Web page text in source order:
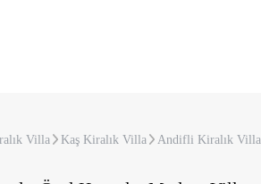
Villa Kaş Kiralık Villa Andifli Kiralık Villa